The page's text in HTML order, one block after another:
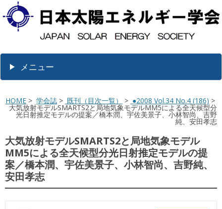
メニュー
HOME > 学会誌 > 既刊（目次一覧） > ●2008 Vol.34 No.4 (186) >
大気放射モデルSMARTS2と局地気象モデルMM5による全天候型分
光日射推定モデルの提案／橋本潤、宇佐美景子、小林智尚、吉野
純、安田孝志
大気放射モデルSMARTS2と局地気象モデル
MM5による全天候型分光日射推定モデルの提
案／橋本潤、宇佐美景子、小林智尚、吉野純、
安田孝志